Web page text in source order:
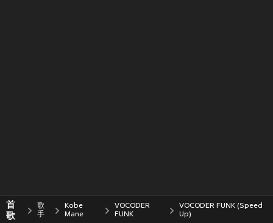
首
歌
歌
手
Kobe
Mane
VOCODER
FUNK
VOCODER FUNK (Speed
Up)